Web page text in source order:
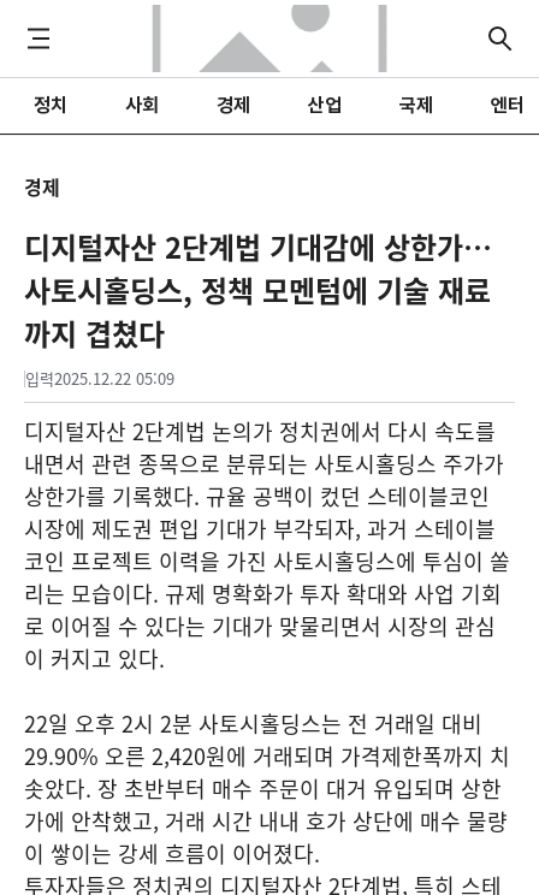
정치 사회 경제 산업 국제 엔터
경제
디지털자산 2단계법 기대감에 상한가…
사토시홀딩스, 정책 모멘텀에 기술 재료
까지 겹쳤다
입력2025.12.22 05:09
디지털자산 2단계법 논의가 정치권에서 다시 속도를
내면서 관련 종목으로 분류되는 사토시홀딩스 주가가
상한가를 기록했다. 규율 공백이 컸던 스테이블코인
시장에 제도권 편입 기대가 부각되자, 과거 스테이블
코인 프로젝트 이력을 가진 사토시홀딩스에 투심이 쏠
리는 모습이다. 규제 명확화가 투자 확대와 사업 기회
로 이어질 수 있다는 기대가 맞물리면서 시장의 관심
이 커지고 있다.
22일 오후 2시 2분 사토시홀딩스는 전 거래일 대비
29.90% 오른 2,420원에 거래되며 가격제한폭까지 치
솟았다. 장 초반부터 매수 주문이 대거 유입되며 상한
가에 안착했고, 거래 시간 내내 호가 상단에 매수 물량
이 쌓이는 강세 흐름이 이어졌다.
투자자들은 정치권의 디지털자산 2단계법, 특히 스테